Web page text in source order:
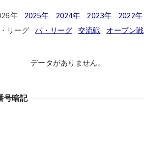
年 2025年 2024年 2023年
2022年
リーグ
パ・リーグ 交流戦 オープン戦
データがありません。
号暗記